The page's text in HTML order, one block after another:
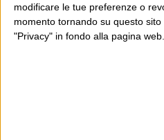
modificare le tue preferenze o
momento tornando su questo
"Privacy" in fondo alla pagina web.